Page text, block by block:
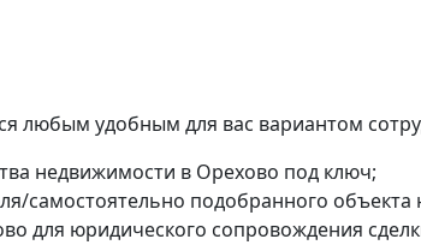
любым удобным для вас вариантом
недвижимости в Орехово под ключ;
самостоятельно подобранного объекта
для юридического сопровождения